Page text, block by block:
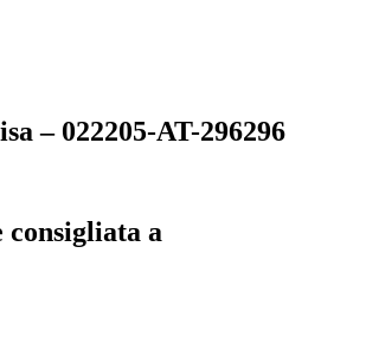
– 022205-AT-296296
consigliata a